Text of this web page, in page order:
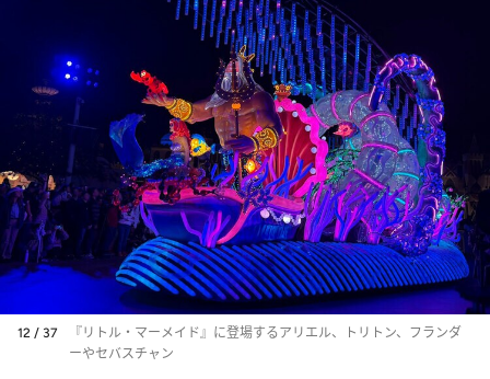
12 / 37
『リトル・マーメイド』に登場するアリエル、トリトン、フランダ
ーやセバスチャン